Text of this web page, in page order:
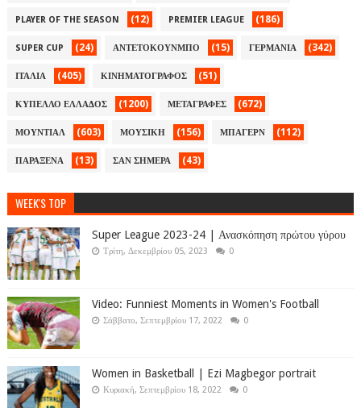
PLAYER OF THE SEASON (12) PREMIER LEAGUE (186)
SUPER CUP (24) ΑΝΤΕΤΟΚΟΥΝΜΠΟ (15) ΓΕΡΜΑΝΙΑ (342)
ΙΤΑΛΙΑ (405) ΚΙΝΗΜΑΤΟΓΡΑΦΟΣ (51)
ΚΥΠΕΛΛΟ ΕΛΛΑΔΟΣ (1200) ΜΕΤΑΓΡΑΦΕΣ (672)
ΜΟΥΝΤΙΑΛ (603) ΜΟΥΣΙΚΗ (156) ΜΠΑΓΕΡΝ (112)
ΠΑΡΑΞΕΝΑ (13) ΣΑΝ ΣΗΜΕΡΑ (43)
WEEK'S TOP
Super League 2023-24 | Ανασκόπηση πρώτου γύρου
Τρίτη, Δεκεμβρίου 05, 2023 0
Video: Funniest Moments in Women's Football
Σάββατο, Σεπτεμβρίου 17, 2022 0
Women in Basketball | Ezi Magbegor portrait
Κυριακή, Σεπτεμβρίου 18, 2022 0